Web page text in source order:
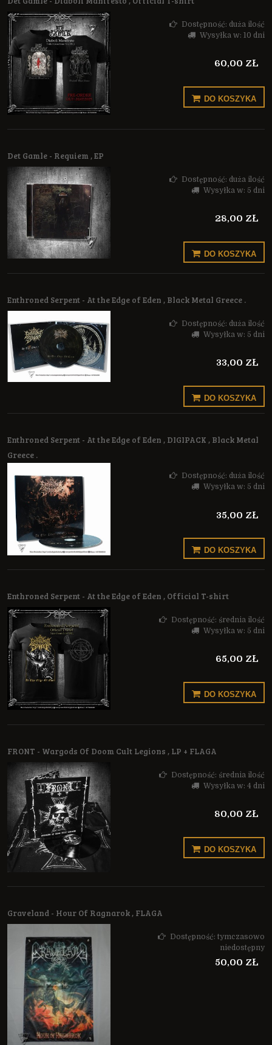
Dostępność: duża ilość
Wysyłka w: 10 dni
60,00 ZŁ
DO KOSZYKA
Det Gamle - Requiem , EP
Dostępność: duża ilość
Wysyłka w: 5 dni
28,00 ZŁ
DO KOSZYKA
Enthroned Serpent - At the Edge of Eden , Black Metal Greece .
Dostępność: duża ilość
Wysyłka w: 5 dni
33,00 ZŁ
DO KOSZYKA
Enthroned Serpent - At the Edge of Eden , DIGIPACK , Black Metal
Greece .
Dostępność: duża ilość
Wysyłka w: 5 dni
35,00 ZŁ
DO KOSZYKA
Enthroned Serpent - At the Edge of Eden , Official T-shirt
Dostępność: średnia ilość
Wysyłka w: 5 dni
65,00 ZŁ
DO KOSZYKA
FRONT - Wargods Of Doom Cult Legions , LP + FLAGA
Dostępność: średnia ilość
Wysyłka w: 4 dni
80,00 ZŁ
DO KOSZYKA
Graveland - Hour Of Ragnarok , FLAGA
Dostępność: tymczasowo
niedostępny
50,00 ZŁ